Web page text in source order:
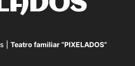
Teatro familiar “PIXELADOS”